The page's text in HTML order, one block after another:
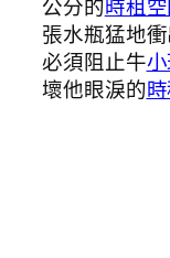
公分的時租
張水瓶猛地
必須阻止牛
壞他眼淚的